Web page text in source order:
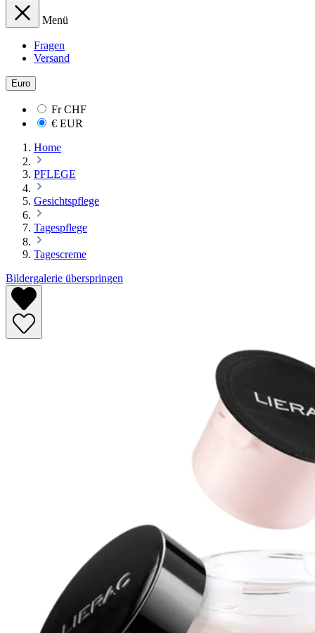
Menü
Fragen
Versand
Euro
FrCHF
€ EUR
Home
PFLEGE
Gesichtspflege
Tagespflege
Tagescreme
Bildergalerie überspringen